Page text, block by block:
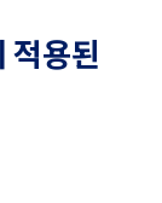
적용된